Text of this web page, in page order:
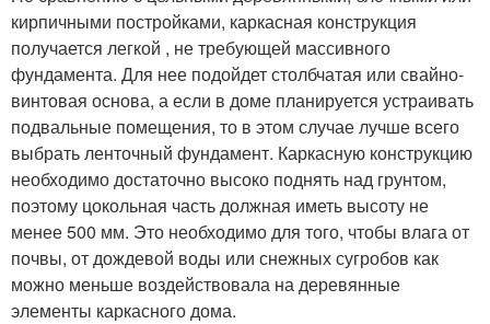
кирпичными постройками, каркасная конструкция
получается легкой , не требующей массивного
фундамента. Для нее подойдет столбчатая или свайно-
винтовая основа, а если в доме планируется устраивать
подвальные помещения, то в этом случае лучше всего
выбрать ленточный фундамент. Каркасную конструкцию
необходимо достаточно высоко поднять над грунтом,
поэтому цокольная часть должная иметь высоту не
менее 500 мм. Это необходимо для того, чтобы влага от
почвы, от дождевой воды или снежных сугробов как
можно меньше воздействовала на деревянные
элементы каркасного дома.